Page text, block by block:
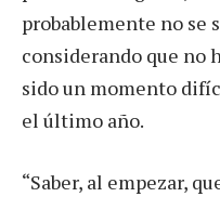
probablemente no se
considerando que no
sido un momento
el último año.
“Saber, al empezar,